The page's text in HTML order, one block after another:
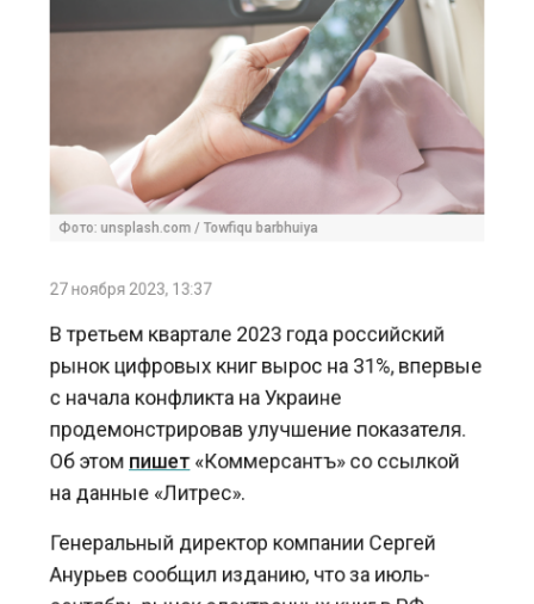
Фото: unsplash.com / Towfiqu barbhuiya
В третьем квартале 2023 года российский
рынок цифровых книг вырос на 31%, впервые
с начала конфликта на Украине
продемонстрировав улучшение показателя.
Об этомпишет«Коммерсантъ» со ссылкой
на данные «Литрес».
Анурьев сообщил изданию, что за июль-
сентябрь рынок электронных книг в РФ